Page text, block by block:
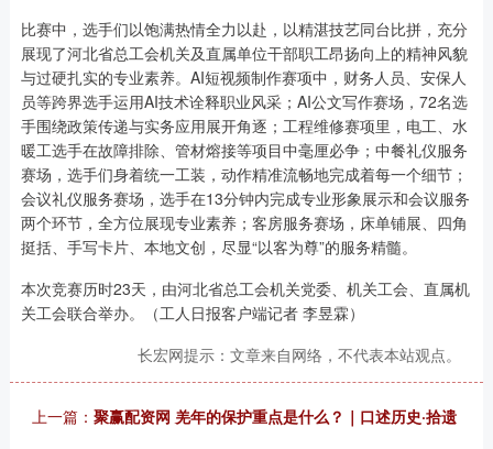
比赛中，选手们以饱满热情全力以赴，以精湛技艺同台比拼，充分
展现了河北省总工会机关及直属单位干部职工昂扬向上的精神风貌
与过硬扎实的专业素养。AI短视频制作赛项中，财务人员、安保人
员等跨界选手运用AI技术诠释职业风采；AI公文写作赛场，72名选
手围绕政策传递与实务应用展开角逐；工程维修赛项里，电工、水
暖工选手在故障排除、管材熔接等项目中毫厘必争；中餐礼仪服务
赛场，选手们身着统一工装，动作精准流畅地完成着每一个细节；
会议礼仪服务赛场，选手在13分钟内完成专业形象展示和会议服务
两个环节，全方位展现专业素养；客房服务赛场，床单铺展、四角
挺括、手写卡片、本地文创，尽显“以客为尊”的服务精髓。
本次竞赛历时23天，由河北省总工会机关党委、机关工会、直属机
关工会联合举办。（工人日报客户端记者 李昱霖）
长宏网提示：文章来自网络，不代表本站观点。
上一篇： 聚赢配资网 羌年的保护重点是什么？｜口述历史·拾遗